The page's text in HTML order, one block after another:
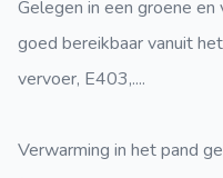
Gelegen in een groene
goed bereikbaar vanuit
vervoer, E403,....
Verwarming in het pand